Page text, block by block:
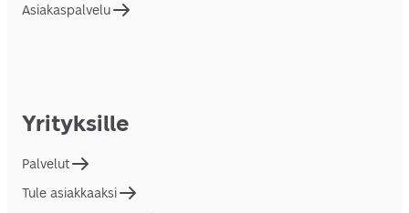
Asiakaspalvelu
Yrityksille
Palvelut
Tule asiakkaaksi